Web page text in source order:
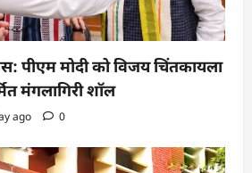
पीएम मोदी को विजय चिंतकायला
मंगलागिरी शॉल
ago 0